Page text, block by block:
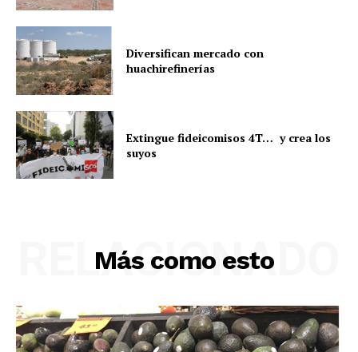
Diversifican mercado con
huachirefinerías
Extingue fideicomisos 4T… y crea los
suyos
Más como esto
RELACIONADO